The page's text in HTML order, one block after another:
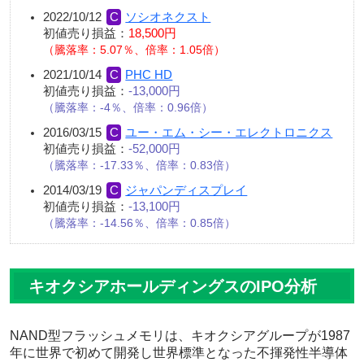
2022/10/12
ソシオネクスト
初値売り損益： 18,500円
騰落率：5.07％、倍率：1.05倍
2021/10/14
PHC HD
初値売り損益： -13,000円
騰落率：-4％、倍率：0.96倍
2016/03/15
ユー・エム・シー・エレクトロニクス
初値売り損益： -52,000円
騰落率：-17.33％、倍率：0.83倍
2014/03/19
ジャパンディスプレイ
初値売り損益： -13,100円
騰落率：-14.56％、倍率：0.85倍
キオクシアホールディングスのIPO分析
NAND型フラッシュメモリは、キオクシアグループが1987
年に世界で初めて開発し世界標準となった不揮発性半導体